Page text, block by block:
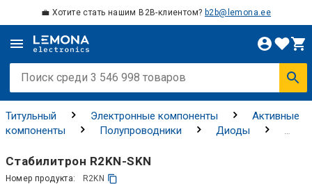
💼 Хотите стать нашим B2B-клиентом? b2b@lemona.ee
Титульный Электронные компоненты
Активные
компоненты
Полупроводники
Диоды
Стабилитрон R2KN-SKN
Номер продукта: R2KN